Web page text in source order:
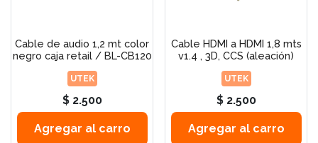
Cable de audio 1,2 mt color
negro caja retail / BL-CB120
UTEK
$ 2.500
Agregar al carro
Cable HDMI a HDMI 1,8 mts
v1.4 , 3D, CCS (aleación)
UTEK
$ 2.500
Agregar al carro